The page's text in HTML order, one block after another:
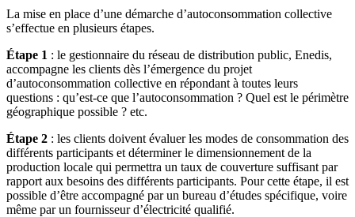
La mise en place d’une démarche d’autoconsommation collective
s’effectue en plusieurs étapes.
Étape 1 : le gestionnaire du réseau de distribution public, Enedis,
accompagne les clients dès l’émergence du projet
d’autoconsommation collective en répondant à toutes leurs
questions : qu’est-ce que l’autoconsommation ? Quel est le périmètre
géographique possible ? etc.
Étape 2 : les clients doivent évaluer les modes de consommation des
différents participants et déterminer le dimensionnement de la
production locale qui permettra un taux de couverture suffisant par
rapport aux besoins des différents participants. Pour cette étape, il est
possible d’être accompagné par un bureau d’études spécifique, voire
même par un fournisseur d’électricité qualifié.